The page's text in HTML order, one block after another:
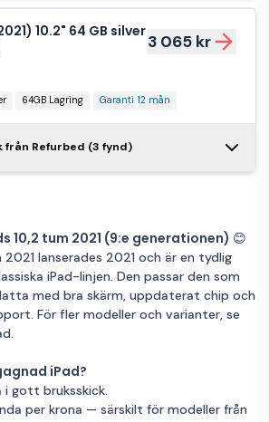
GB
fint
2 499 kr
64
2 500 kr
(9:e
2 690 kr
Grå 256GB Lagring
3 139 kr
64GB Lagring
3 065 kr
3 885 kr
256GB Lagring
5 645 kr
10.2" 64 GB silver
3 065 kr
64GB Lagring Garanti 12 mån
3 595 kr
från Refurbed (3 fynd)
10,2 tum 2021 (9:e generationen) 😊
2021 lanserades 2021 och är en tydlig
iPad-linjen. Den passar den som
med bra skärm, uppdaterat chip och
För fler modeller och varianter, se
iPad?
i gott bruksskick.
per krona — särskilt för modeller från